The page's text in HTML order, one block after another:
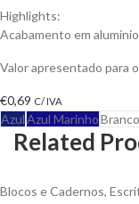
Highlights:
Acabamento em
Valor apresentado para
€0,69 C/ IVA
AzulAzul MarinhoBranco
Related
Blocos e Cadernos,